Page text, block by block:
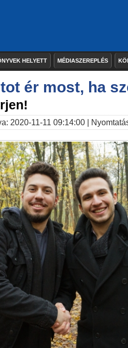
HELYETT MÉDIASZEREPLÉS
ér most, ha
2020-11-11 09:14:00 |